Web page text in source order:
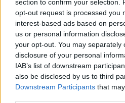
section to confirm your selection.
opt-out request is processed you
interest-based ads based on
us or personal information
your opt-out. You may separately
disclosure of your personal
IAB’s list of downstream
also be disclosed by us to third
Downstream Participants that
Senaste inlägget avThe-
felsökning
Man man ha mindre
Motorvärmare?
Senaste inlägget avBilFixare
Senaste
Vw 1956 oval prosjekt